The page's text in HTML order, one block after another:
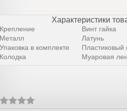
Характеристики
Крепление
Винт гайка
Металл
Латунь
Упаковка в комплекте
Пластиковый
Колодка
Муаровая